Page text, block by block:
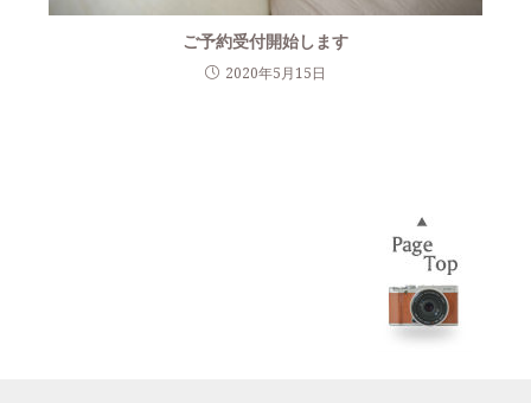
ご予約受付開始します
2020年5月15日